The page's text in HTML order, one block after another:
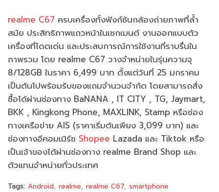
realme C67 ครบเครื่องทั้งฟังก์ชันกล้องถ่ายภาพที่ล้ำ
สมัย ประสิทธิภาพแถวหน้าในเซกเมนต์ งานออกแบบตัว
เครื่องที่โดดเด่น และประสบการณ์การใช้งานที่ราบรื่นใน
ภาพรวม โดย realme C67 วางจำหน่ายในรุ่นความจุ
8/128GB ในราคา 6,499 บาท ตั้งแต่วันที่ 25 มกราคม
เป็นต้นไปพร้อมรับของแถมจำนวนจำกัด โดยสามารถสั่ง
ซื้อได้ผ่านช่องทาง BaNANA , IT CITY , TG, Jaymart,
BKK , Kingkong Phone, MAXLINK, Stamp หรือช่อง
ทางเครือข่าย AIS (ราคาเริ่มต้นเพียง 3,099 บาท) และ
ช่องทางอีคอมเมิร์ซ Shopee Lazada และ Tiktok หรือ
เป็นเจ้าของได้ผ่านช่องทาง realme Brand Shop และ
ตัวแทนจำหน่ายทั่วประเทศ
Tags: Android realme realme C67 smartphone